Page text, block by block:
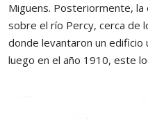
Miguens. Posteriormente,
sobre el río Percy, cerca de
donde levantaron un edificio
luego en el año 1910, este